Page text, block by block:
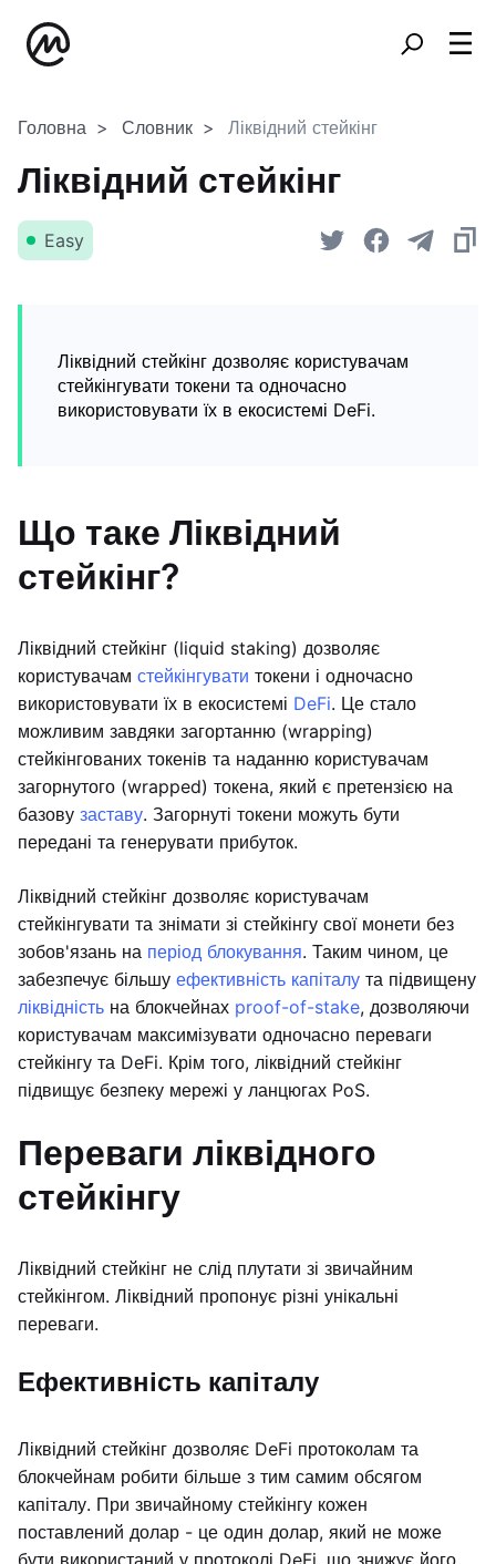
Головна Словник Ліквідний стейкінг
Ліквідний стейкінг
Easy
Ліквідний стейкінг дозволяє користувачам
стейкінгувати токени та одночасно
використовувати їх в екосистемі DeFi.
Що таке Ліквідний
стейкінг?
Ліквідний стейкінг (liquid staking) дозволяє
користувачам стейкінгувати токени і одночасно
використовувати їх в екосистемі DeFi. Це стало
можливим завдяки загортанню (wrapping)
стейкінгованих токенів та наданню користувачам
загорнутого (wrapped) токена, який є претензією на
базову заставу. Загорнуті токени можуть бути
передані та генерувати прибуток.
Ліквідний стейкінг дозволяє користувачам
стейкінгувати та знімати зі стейкінгу свої монети без
зобов'язань на період блокування. Таким чином, це
забезпечує більшу ефективність капіталу та підвищену
ліквідність на блокчейнах proof-of-stake, дозволяючи
користувачам максимізувати одночасно переваги
стейкінгу та DeFi. Крім того, ліквідний стейкінг
підвищує безпеку мережі у ланцюгах PoS.
Переваги ліквідного
стейкінгу
Ліквідний стейкінг не слід плутати зі звичайним
стейкінгом. Ліквідний пропонує різні унікальні
переваги.
Ефективність капіталу
Ліквідний стейкінг дозволяє DeFi протоколам та
блокчейнам робити більше з тим самим обсягом
капіталу. При звичайному стейкінгу кожен
поставлений долар - це один долар, який не може
бути використаний у протоколі DeFi, що знижує його